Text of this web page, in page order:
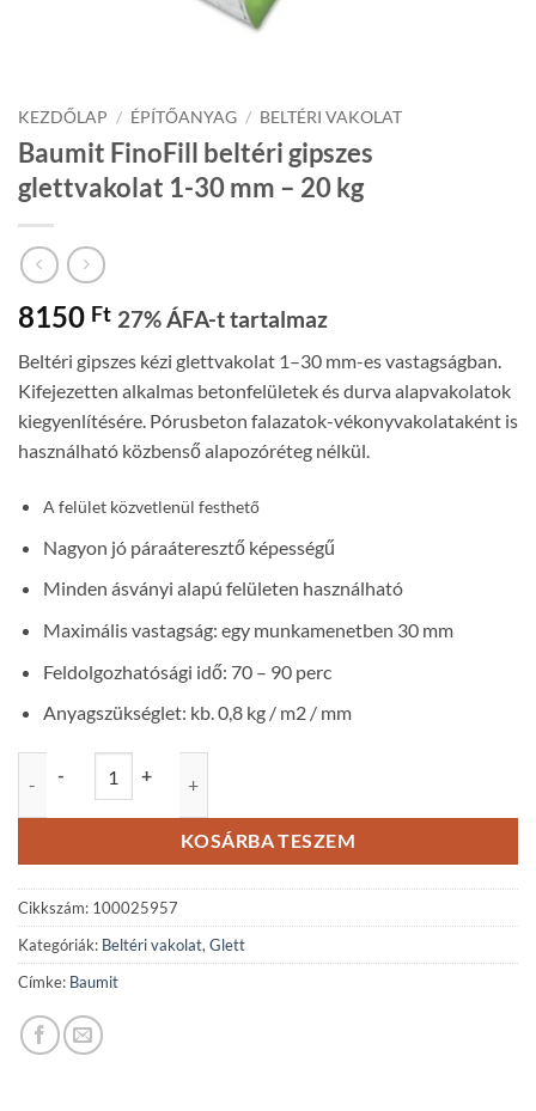
KEZDŐLAP / ÉPÍTŐANYAG / BELTÉRI VAKOLAT
Baumit FinoFill beltéri gipszes
glettvakolat 1-30 mm – 20 kg
8150 Ft 27% ÁFA-t tartalmaz
Beltéri gipszes kézi glettvakolat 1–30 mm-es vastagságban.
Kifejezetten alkalmas betonfelületek és durva alapvakolatok
kiegyenlítésére. Pórusbeton falazatok-vékonyvakolataként is
használható közbenső alapozóréteg nélkül.
A felület közvetlenül festhető
Nagyon jó páraáteresztő képességű
Minden ásványi alapú felületen használható
Maximális vastagság: egy munkamenetben 30 mm
Feldolgozhatósági idő: 70 – 90 perc
Anyagszükséglet: kb. 0,8 kg / m2 / mm
- +
KOSÁRBA TESZEM
Cikkszám: 100025957
Kategóriák: Beltéri vakolat,Glett
Címke: Baumit